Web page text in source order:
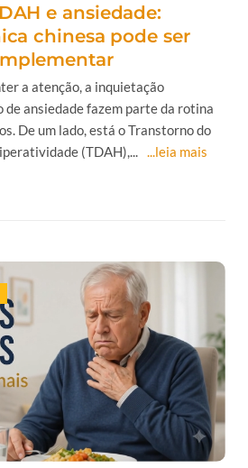
e ansiedade:
chinesa pode ser
a atenção, a inquietação
de ansiedade fazem parte da rotina
De um lado, está o Transtorno do
(TDAH),... ...leia mais